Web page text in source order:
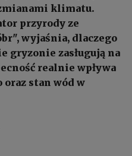
klimatu.
przyrody ze
wyjaśnia, dlaczego
gryzonie zasługują na
realnie wpływa
oraz stan wód w